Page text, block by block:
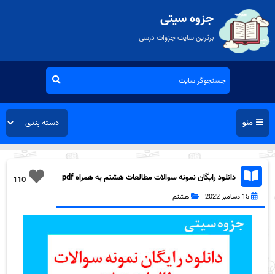
جزوه سیتی
برترین سایت جزوات درسی
منو
110 دانلود رایگان نمونه سوالات مطالعات هشتم به همراه pdf
15 دسامبر 2022 هشتم